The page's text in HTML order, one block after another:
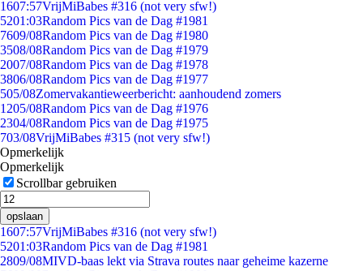
1607:57VrijMiBabes #316 (not very sfw!)
5201:03Random Pics van de Dag #1981
7609/08Random Pics van de Dag #1980
3508/08Random Pics van de Dag #1979
2007/08Random Pics van de Dag #1978
3806/08Random Pics van de Dag #1977
505/08Zomervakantieweerbericht: aanhoudend zomers
1205/08Random Pics van de Dag #1976
2304/08Random Pics van de Dag #1975
703/08VrijMiBabes #315 (not very sfw!)
Opmerkelijk
Opmerkelijk
Scrollbar gebruiken
opslaan
1607:57VrijMiBabes #316 (not very sfw!)
5201:03Random Pics van de Dag #1981
2809/08MIVD-baas lekt via Strava routes naar geheime kazerne